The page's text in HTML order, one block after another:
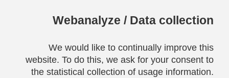
Webanalyze / Data collection
We would like to continually improve this
website. To do this, we ask for your consent to
the statistical collection of usage information.